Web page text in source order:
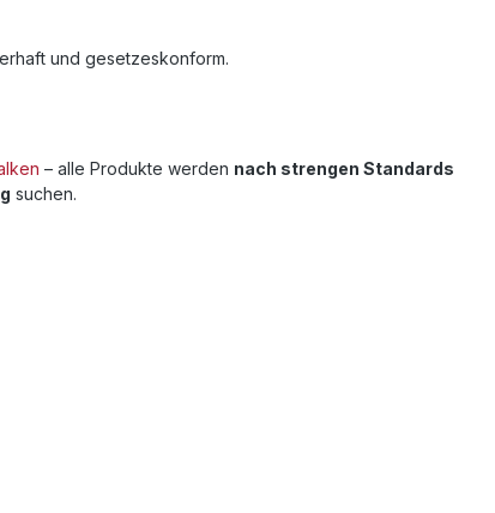
und gesetzeskonform.
– alle Produkte werden nach strengen Standards
suchen.